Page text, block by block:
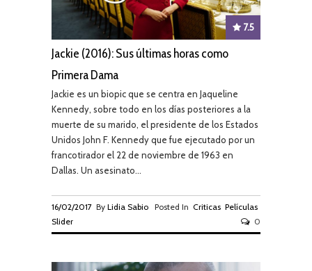
7.5
Jackie (2016): Sus últimas horas como
Primera Dama
Jackie es un biopic que se centra en Jaqueline
Kennedy, sobre todo en los días posteriores a la
muerte de su marido, el presidente de los Estados
Unidos John F. Kennedy que fue ejecutado por un
francotirador el 22 de noviembre de 1963 en
Dallas. Un asesinato...
16/02/2017 By Lidia Sabio Posted In Criticas Películas
Slider
0